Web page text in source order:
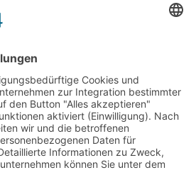
Mail von meiner Cousine
wiederfinden. Gesichert –
meiner Nichten und der
Kathryn habe ich nach der
Problematik
sie zu dieser Musikerfamilie
2011 dann – mit dieser
Mail: Hello Peter: This is
up with stories that we
Johann Sebastian Bach but